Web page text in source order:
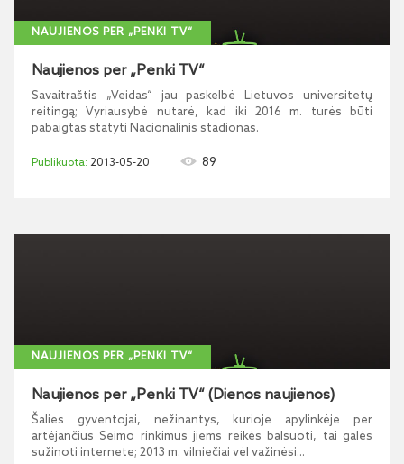
NAUJIENOS PER „PENKI TV“
Naujienos per „Penki TV“
Savaitraštis „Veidas“ jau paskelbė Lietuvos universitetų
reitingą; Vyriausybė nutarė, kad iki 2016 m. turės būti
pabaigtas statyti Nacionalinis stadionas.
2013-05-20 89
NAUJIENOS PER „PENKI TV“
Naujienos per „Penki TV“ (Dienos naujienos)
Šalies gyventojai, nežinantys, kurioje apylinkėje per
artėjančius Seimo rinkimus jiems reikės balsuoti, tai galės
sužinoti internete; 2013 m. vilniečiai vėl važinėsi...